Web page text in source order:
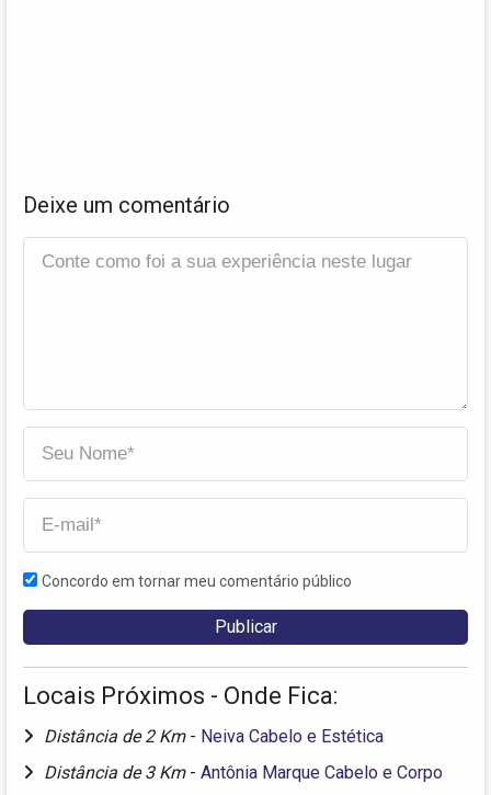
Deixe um comentário
Concordo em tornar meu comentário público
Locais Próximos - Onde Fica:
Distância de 2 Km - Neiva Cabelo e Estética
Distância de 3 Km - Antônia Marque Cabelo e Corpo